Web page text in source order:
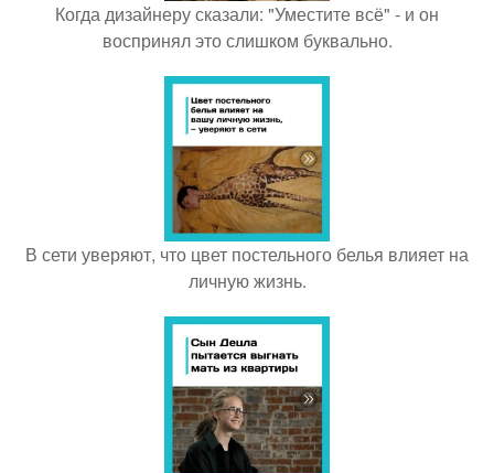
Когда дизайнеру сказали: "Уместите всё" - и он
воспринял это слишком буквально.
В сети уверяют, что цвет постельного белья влияет на
личную жизнь.